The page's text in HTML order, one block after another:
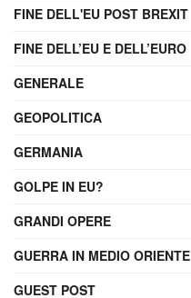
FINE DELL'EU POST BREXIT
FINE DELL’EU E DELL’EURO
GENERALE
GEOPOLITICA
GERMANIA
GOLPE IN EU?
GRANDI OPERE
GUERRA IN MEDIO ORIENTE
GUEST POST